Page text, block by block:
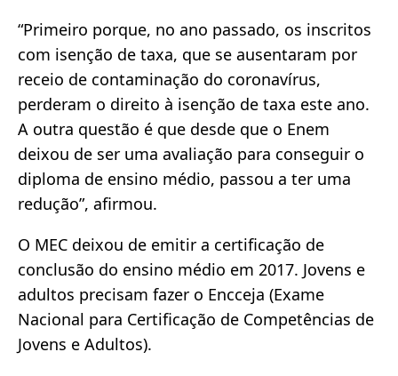
“Primeiro porque, no ano passado, os inscritos
com isenção de taxa, que se ausentaram por
receio de contaminação do coronavírus,
perderam o direito à isenção de taxa este ano.
A outra questão é que desde que o Enem
deixou de ser uma avaliação para conseguir o
diploma de ensino médio, passou a ter uma
redução”, afirmou.
O MEC deixou de emitir a certificação de
conclusão do ensino médio em 2017. Jovens e
adultos precisam fazer o Encceja (Exame
Nacional para Certificação de Competências de
Jovens e Adultos).